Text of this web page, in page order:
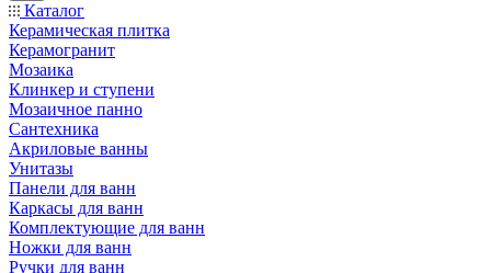
Каталог
Керамическая плитка
Керамогранит
Мозаика
Клинкер и ступени
Мозаичное панно
Сантехника
Акриловые ванны
Унитазы
Панели для ванн
Каркасы для ванн
Комплектующие для ванн
Ножки для ванн
Ручки для ванн